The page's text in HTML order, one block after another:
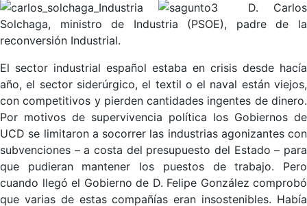
D. Carlos
Solchaga, ministro de Industria (PSOE), padre de la
reconversión Industrial.
El sector industrial español estaba en crisis desde hacía
año, el sector siderúrgico, el textil o el naval están viejos,
con competitivos y pierden cantidades ingentes de dinero.
Por motivos de supervivencia política los Gobiernos de
UCD se limitaron a socorrer las industrias agonizantes con
subvenciones – a costa del presupuesto del Estado – para
que pudieran mantener los puestos de trabajo. Pero
cuando llegó el Gobierno de D. Felipe González comprobó
que varias de estas compañías eran insostenibles. Había